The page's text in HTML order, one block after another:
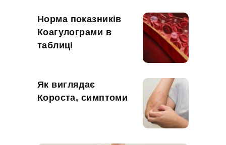
Норма показників
Коагулограми в
таблиці
Як виглядає
Короста, симптоми